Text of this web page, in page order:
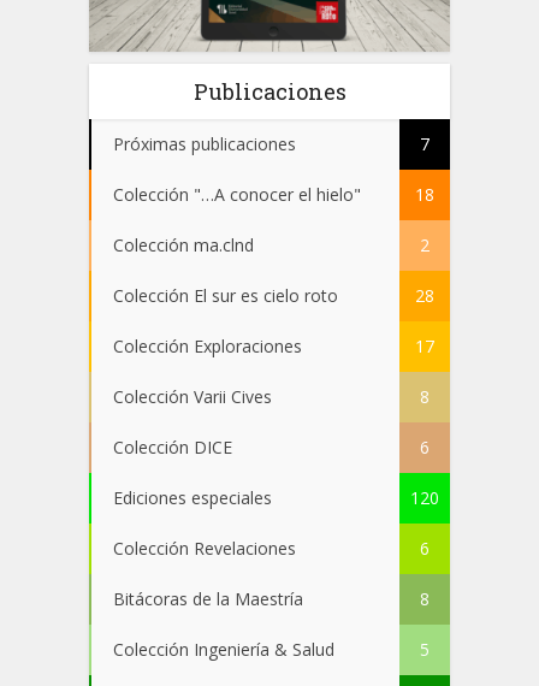
Publicaciones
Próximas publicaciones 7
Colección "…A conocer el hielo" 18
Colección ma.clnd 2
Colección El sur es cielo roto 28
Colección Exploraciones 17
Colección Varii Cives 8
Colección DICE 6
Ediciones especiales 120
Colección Revelaciones 6
Bitácoras de la Maestría 8
Colección Ingeniería & Salud 5